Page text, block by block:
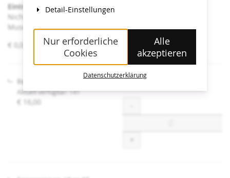
Eintritt Heidi Horten Collection
Nicht angeführte Ermäßigungen sind an der Kassa im
Museum erhältlich.
von
€ 0,00 – € 16,00
Regulär
Aktuell verfügbar: 141
€ 16,00
Detail-Einstellungen
Nur erforderliche
Cookies
Alle
akzeptieren
Datenschutzerklärung